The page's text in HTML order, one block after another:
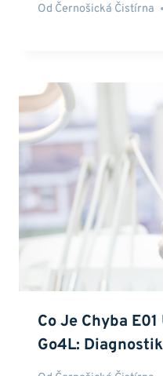
Od Černošická Čistírna
Co Je Chyba
Go4L: